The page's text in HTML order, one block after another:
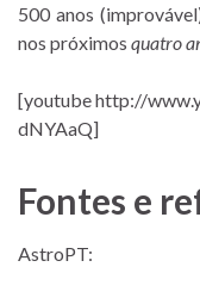
500 anos
nos próximos quatro
[youtube http://
dNYAaQ]
Fontes e
AstroPT: